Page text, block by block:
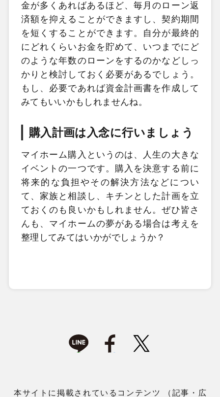
金が多くあればあるほど、毎月のローン返
済額を抑えることができますし、契約期間
を短くすることができます。自分が最終的
にどれくらいお金を貯めて、いつまでにど
のような年数のローンをするのかなどしっ
かりと検討しておく必要があるでしょう。
もし、必要であれば資金計画書を作成して
みてもいいかもしれませんね。
購入計画は入念に行いましょう
マイホーム購入というのは、人生の大きな
イベントの一つです。購入を決意する前に
将来的な負担やその解決方法などについ
て、家族と相談し、キチンとした計画を立
ておくのも良いかもしれません。ぜひ皆さ
んも、マイホームの夢がある場合は考えを
整理してみてはいかがでしょうか？
本サイトに掲載されているコンテンツ （記事・広